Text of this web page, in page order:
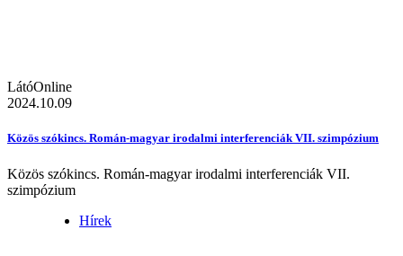
LátóOnline
2024.10.09
Közös szókincs. Román-magyar irodalmi interferenciák VII. szimpózium
Közös szókincs. Román-magyar irodalmi interferenciák VII.
szimpózium
Hírek